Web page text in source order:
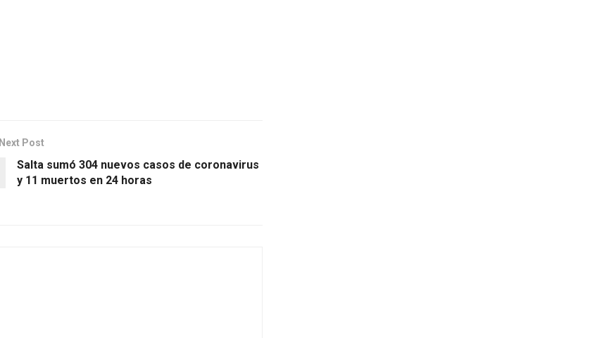
Next Post
Salta sumó 304 nuevos casos de coronavirus
y 11 muertos en 24 horas